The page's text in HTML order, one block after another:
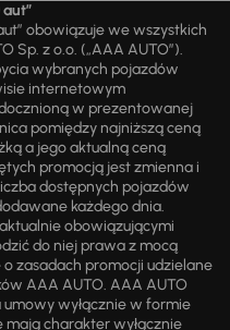
obowiązuje we wszystkich
Sp. z o.o. („AAA AUTO”).
wybranych pojazdów
internetowym
w prezentowanej
pomiędzy najniższą ceną
a jego aktualną ceną
promocją jest zmienna i
dostępnych pojazdów
każdego dnia.
obowiązującymi
do niej prawa z mocą
zasadach promocji udzielane
AAA AUTO. AAA AUTO
wyłącznie w formie
charakter wyłącznie